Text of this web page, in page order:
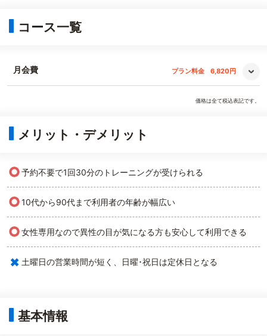
コース一覧
月会費 プラン料金 6,820円
価格は全て税込表記です。
メリット・デメリット
○予約不要で1回30分のトレーニングが受けられる
○10代から90代まで利用者の年齢が幅広い
○女性専用なので異性の目が気になる方も安心して利用できる
× 土曜日の営業時間が短く、日曜･祝日は定休日となる
基本情報